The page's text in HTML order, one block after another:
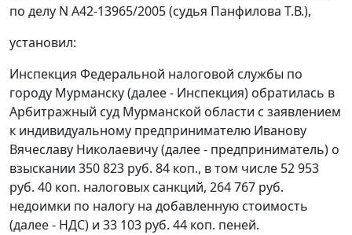
по делу N А42-13965/2005 (судья Панфилова Т.В.),
установил:
Инспекция Федеральной налоговой службы по
городу Мурманску (далее - Инспекция) обратилась в
Арбитражный суд Мурманской области с заявлением
к индивидуальному предпринимателю Иванову
Вячеславу Николаевичу (далее - предприниматель) о
взыскании 350 823 руб. 84 коп., в том числе 52 953
руб. 40 коп. налоговых санкций, 264 767 руб.
недоимки по налогу на добавленную стоимость
(далее - НДС) и 33 103 руб. 44 коп. пеней.